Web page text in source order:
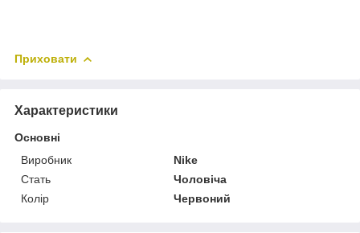
Приховати
Характеристики
Основні
Виробник
Nike
Стать
Чоловіча
Колір
Червоний